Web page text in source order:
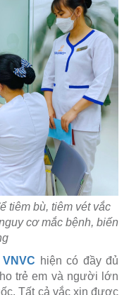
tiêm bù, tiêm vét vắc
cơ mắc bệnh, biến
hiện có đầy đủ
trẻ em và người lớn
Tất cả vắc xin được